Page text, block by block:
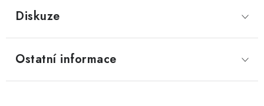
Diskuze
Ostatní informace